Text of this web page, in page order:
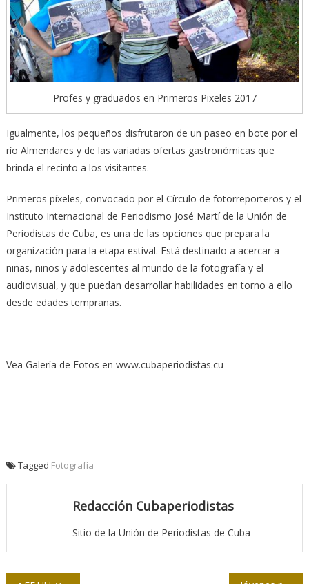
Profes y graduados en Primeros Pixeles 2017
Igualmente, los pequeños disfrutaron de un paseo en bote por el
río Almendares y de las variadas ofertas gastronómicas que
brinda el recinto a los visitantes.
Primeros píxeles, convocado por el Círculo de fotorreporteros y el
Instituto Internacional de Periodismo José Martí de la Unión de
Periodistas de Cuba, es una de las opciones que prepara la
organización para la etapa estival. Está destinado a acercar a
niñas, niños y adolescentes al mundo de la fotografía y el
audiovisual, y que puedan desarrollar habilidades en torno a ello
desde edades tempranas.
Vea Galería de Fotos en www.cubaperiodistas.cu
Tagged Fotografía
Redacción Cubaperiodistas
Sitio de la Unión de Periodistas de Cuba